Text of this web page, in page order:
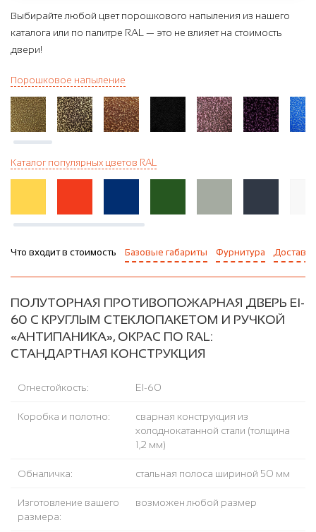
Выбирайте любой цвет порошкового напыления из нашего
каталога или по палитре RAL — это не влияет на стоимость
двери!
Порошковое напыление
Каталог популярных цветов RAL
Что входит в стоимость Базовые габариты Фурнитура Доставка
ПОЛУТОРНАЯ ПРОТИВОПОЖАРНАЯ ДВЕРЬ EI-
60 С КРУГЛЫМ СТЕКЛОПАКЕТОМ И РУЧКОЙ
«АНТИПАНИКА», ОКРАС ПО RAL:
СТАНДАРТНАЯ КОНСТРУКЦИЯ
Огнестойкость: EI-60
Коробка и полотно:
сварная конструкция из
холоднокатанной стали (толщина
1,2 мм)
Обналичка: стальная полоса шириной 50 мм
Изготовление вашего
размера:
возможен любой размер